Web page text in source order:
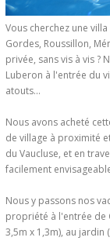
Vous cherchez une
Gordes, Roussillon,
privée, sans vis à vis
Luberon à l'entrée du
atouts...
Nous avons acheté
de village à proximité
du Vaucluse, et en
facilement
Nous y passons nos
propriété à l'entrée de
3,5m x 1,3m), au